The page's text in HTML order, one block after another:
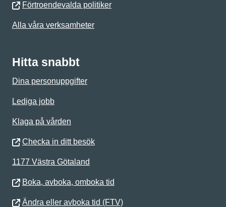
Förtroendevalda politiker
Alla våra verksamheter
Hitta snabbt
Dina personuppgifter
Lediga jobb
Klaga på vården
Checka in ditt besök
1177 Västra Götaland
Boka, avboka, omboka tid
Ändra eller avboka tid (FTV)